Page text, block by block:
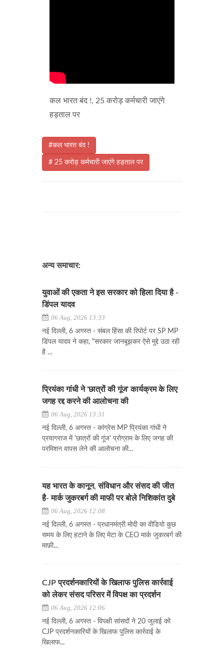
कल भारत बंद !, 25 करोड़ कर्मचारी जाएंगे
हड़ताल पर
#कल भारत बंद !
# 25 करोड़ कर्मचारी जाएंगे हड़ताल पर
अन्य समाचार:
युवाओं की एकता ने इस सरकार को हिला दिया है -
डिंपल यादव
06 Aug, 2026 13:33
नई दिल्ली, 6 अगस्त - संबल हिंसा की रिपोर्ट पर SP MP
डिंपल यादव ने कहा, "सरकार जानबूझकर ऐसे मुद्दे उठा रही
है ...
प्रियंका गांधी ने 'छात्रों की गूंज' कार्यक्रम के लिए
जगह रद्द करने की आलोचना की
06 Aug, 2026 13:31
नई दिल्ली, 6 अगस्त - कांग्रेस MP प्रियंका गांधी ने
प्रयागराज में 'छात्रों की गूंज' प्रोग्राम के लिए जगह की
परमिशन वापस लेने की आलोचना की...
यह भारत के कानून, संविधान और संसद की जीत
है- मार्क जुकरबर्ग की माफी पर बोले निशिकांत दुबे
06 Aug, 2026 12:08
नई दिल्ली, 6 अगस्त - प्रधानमंत्री मोदी का वीडियो कुछ
समय के लिए हटाने के लिए मेटा के CEO मार्क जुकरबर्ग की
माफ़ी...
CJP प्रदर्शनकारियों के खिलाफ पुलिस कार्रवाई
को लेकर संसद परिसर में विपक्ष का प्रदर्शन
06 Aug, 2026 12:06
नई दिल्ली, 6 अगस्त - विपक्षी सांसदों ने 20 जुलाई को
CJP प्रदर्शनकारियों के खिलाफ पुलिस कार्रवाई के
खिलाफ...